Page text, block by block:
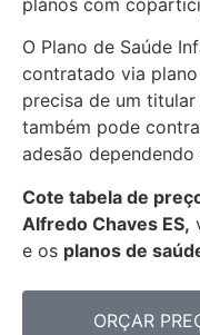
planos com
O Plano de Saúde
contratado via
precisa de um
também pode
adesão
Cote tabela de
Alfredo Chaves ES,
e os planos de
ORÇAR